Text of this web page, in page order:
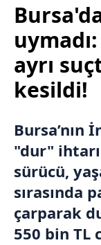
ayrı
kesildi!
Bursa’nın
"dur"
sürücü,
sırasında
çarparak
550 bin TL